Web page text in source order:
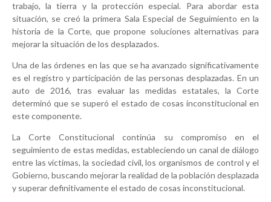
trabajo, la tierra y la protección especial. Para abordar esta
situación, se creó la primera Sala Especial de Seguimiento en la
historia de la Corte, que propone soluciones alternativas para
mejorar la situación de los desplazados.
Una de las órdenes en las que se ha avanzado significativamente
es el registro y participación de las personas desplazadas. En un
auto de 2016, tras evaluar las medidas estatales, la Corte
determinó que se superó el estado de cosas inconstitucional en
este componente.
La Corte Constitucional continúa su compromiso en el
seguimiento de estas medidas, estableciendo un canal de diálogo
entre las víctimas, la sociedad civil, los organismos de control y el
Gobierno, buscando mejorar la realidad de la población desplazada
y superar definitivamente el estado de cosas inconstitucional.